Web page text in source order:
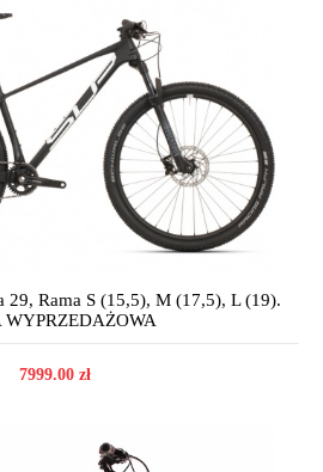
29, Rama S (15,5), M (17,5), L (19).
WYPRZEDAŻOWA
7999.00 zł